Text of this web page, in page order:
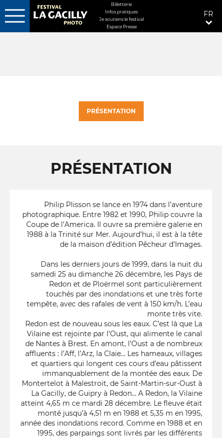
Aller
MENU
FIXÉ
Billetterie
Infos pratiques
Je soutiens le festival
Espace Presse
FR
PRÉSENTATION
PRÉSENTATION
Philip Plisson se lance en 1974 dans l’aventure
photographique. Entre 1982 et 1990, Philip couvre la
Coupe de l’America. Il ouvre sa première galerie en
1988 à la Trinité sur Mer. Aujourd’hui, il est à la tête
de la maison d’édition Pêcheur d’Images.
Dans les derniers jours de 1999, dans la nuit du
samedi 25 au dimanche 26 décembre, les Pays de
Redon et de Ploërmel sont particulièrement
touchés par des inondations et une très forte
tempête, avec des rafales de vent à 150 km/h. L’eau
monte très vite.
Redon est de nouveau sous les eaux. C’est là que La
Vilaine est rejointe par l’Oust, qui alimente le canal
de Nantes à Brest. En amont, l’Oust a de nombreux
affluents : l’Aff, l’Arz, la Claie… Les hameaux, villages
et quartiers qui longent ces cours d’eau pâtissent
immanquablement de la montée des eaux. De
Montertelot à Malestroit, de Saint-Martin-sur-Oust à
La Gacilly, de Guipry à Redon… A Redon, la Vilaine
atteint 4,65 m ce mardi 28 décembre. Le fleuve était
monté jusqu’à 4,51 m en 1988 et 5,35 m en 1995,
année des inondations record. Comme en 1988 et en
1995, des parpaings sont livrés par les différents